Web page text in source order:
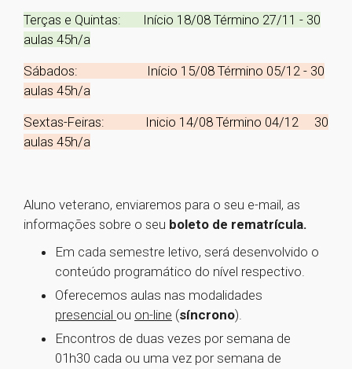
Terças e Quintas: Início 18/08 Término 27/11 - 30
aulas 45h/a
Sábados: Início 15/08 Término 05/12 - 30
aulas 45h/a
Sextas-Feiras: Inicio 14/08 Término 04/12 30
aulas 45h/a
Aluno veterano, enviaremos para o seu e-mail, as
informações sobre o seu boleto de rematrícula.
Em cada semestre letivo, será desenvolvido o
conteúdo programático do nível respectivo.
Oferecemos aulas nas modalidades
presencial ou on-line (síncrono).
Encontros de duas vezes por semana de
01h30 cada ou uma vez por semana de